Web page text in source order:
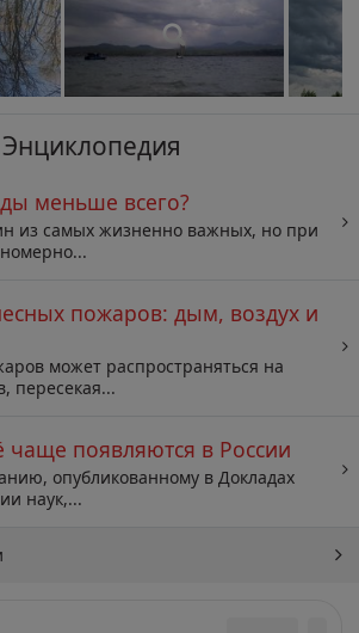
Энциклопедия
меньше всего?
из самых жизненно важных, но при
пожаров: дым, воздух и
может распространяться на
пересекая...
чаще появляются в России
опубликованному в Докладах
наук,...